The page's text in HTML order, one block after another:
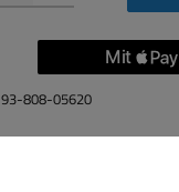
93-808-05620